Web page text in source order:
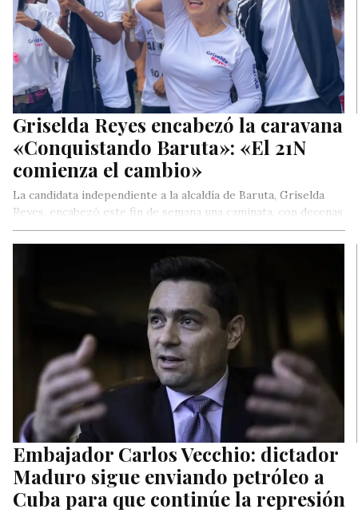
Griselda Reyes encabezó la caravana
«Conquistando Baruta»: «El 21N
comienza el cambio»
La candidata independiente a la alcaldía de Baruta, Griselda
Reyes, encabezó este fin de semana una caminata, con decenas
de…
Embajador Carlos Vecchio: dictador
Maduro sigue enviando petróleo a
Cuba para que continúe la represión